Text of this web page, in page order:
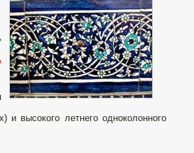
высокого летнего одноколонного